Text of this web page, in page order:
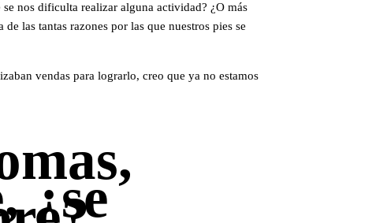
se nos dificulta realizar alguna actividad? ¿O más
las tantas razones por las que nuestros pies se
vendas para lograrlo, creo que ya no estamos
¿se